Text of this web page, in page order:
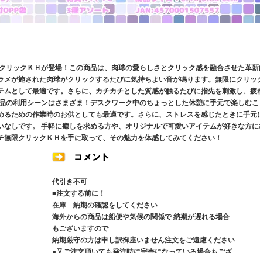
リックＫＨが登場！この商品は、肉球の愛らしさとクリック感を融合させた革
が施された肉球がクリックするたびに気持ちよい音が鳴ります。無限にクリッ
として最適です。さらに、カチカチとした質感が触るたびに指先を刺激し、疲
の利用シーンはさまざま！デスクワーク中のちょっとした休憩に手元で楽しむ
ための作業時のお供としても最適です。さらに、ストレスを感じたときに手元
しです。 手軽に癒しを求める方や、オリジナルで可愛いアイテムが好きな方
限クリックＫＨを手に取って、その魅力を体感してみてください！
代引き不可
■注文する前に！
在庫 納期の確認をしてください
海外からの商品は船便や気候の関係で 納期が遅れる場合
もございますので
納期厳守の方は申し訳御座いません注文をご遠慮ください